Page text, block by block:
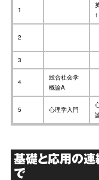
1
1
2
3
4
総合社会学
概論A
5 心理学入門
基礎と応用の
で